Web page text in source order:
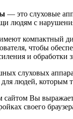
— это слуховые
людям с
компактный
чтобы
и обработки
слуховых
людей, которым
Вы
своего